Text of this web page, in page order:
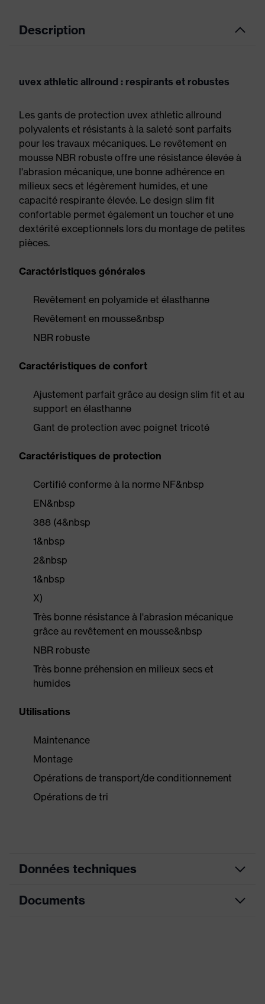
Description
uvex athletic allround : respirants et robustes
Les gants de protection uvex athletic allround
polyvalents et résistants à la saleté sont parfaits
pour les travaux mécaniques. Le revêtement en
mousse NBR robuste offre une résistance élevée à
l'abrasion mécanique, une bonne adhérence en
milieux secs et légèrement humides, et une
capacité respirante élevée. Le design slim fit
confortable permet également un toucher et une
dextérité exceptionnels lors du montage de petites
pièces.
Caractéristiques générales
Revêtement en polyamide et élasthanne
Revêtement en mousse&nbsp
NBR robuste
Caractéristiques de confort
Ajustement parfait grâce au design slim fit et au
support en élasthanne
Gant de protection avec poignet tricoté
Caractéristiques de protection
Certifié conforme à la norme NF&nbsp
EN&nbsp
388 (4&nbsp
1&nbsp
2&nbsp
1&nbsp
X)
Très bonne résistance à l'abrasion mécanique
grâce au revêtement en mousse&nbsp
NBR robuste
Très bonne préhension en milieux secs et
humides
Utilisations
Maintenance
Montage
Opérations de transport/de conditionnement
Opérations de tri
Données techniques
Couleur
Documents